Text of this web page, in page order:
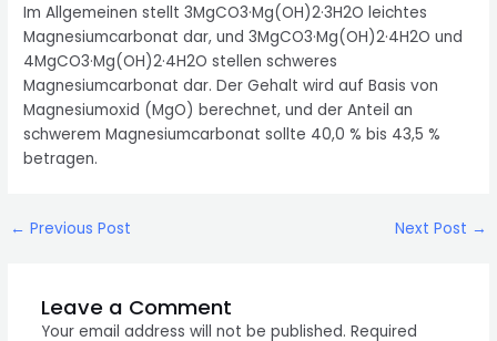
Im Allgemeinen stellt 3MgCO3·Mg(OH)2·3H2O leichtes
Magnesiumcarbonat dar, und 3MgCO3·Mg(OH)2·4H2O und
4MgCO3·Mg(OH)2·4H2O stellen schweres
Magnesiumcarbonat dar. Der Gehalt wird auf Basis von
Magnesiumoxid (MgO) berechnet, und der Anteil an
schwerem Magnesiumcarbonat sollte 40,0 % bis 43,5 %
betragen.
Post
← Previous Post Next Post →
Leave a Comment
Your email address will not be published. Required